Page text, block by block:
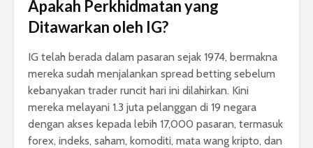
Apakah Perkhidmatan yang
Ditawarkan oleh IG?
IG telah berada dalam pasaran sejak 1974, bermakna
mereka sudah menjalankan spread betting sebelum
kebanyakan trader runcit hari ini dilahirkan. Kini
mereka melayani 1.3 juta pelanggan di 19 negara
dengan akses kepada lebih 17,000 pasaran, termasuk
forex, indeks, saham, komoditi, mata wang kripto, dan